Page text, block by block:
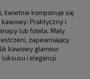
świetnie komponuje się
Praktyczny i
lub fotela. Mały
zapewniający
kawowy glamour
i elegancji